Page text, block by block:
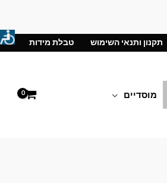
תקנון ותנאי השימוש טבלת מידות
מוסדיים